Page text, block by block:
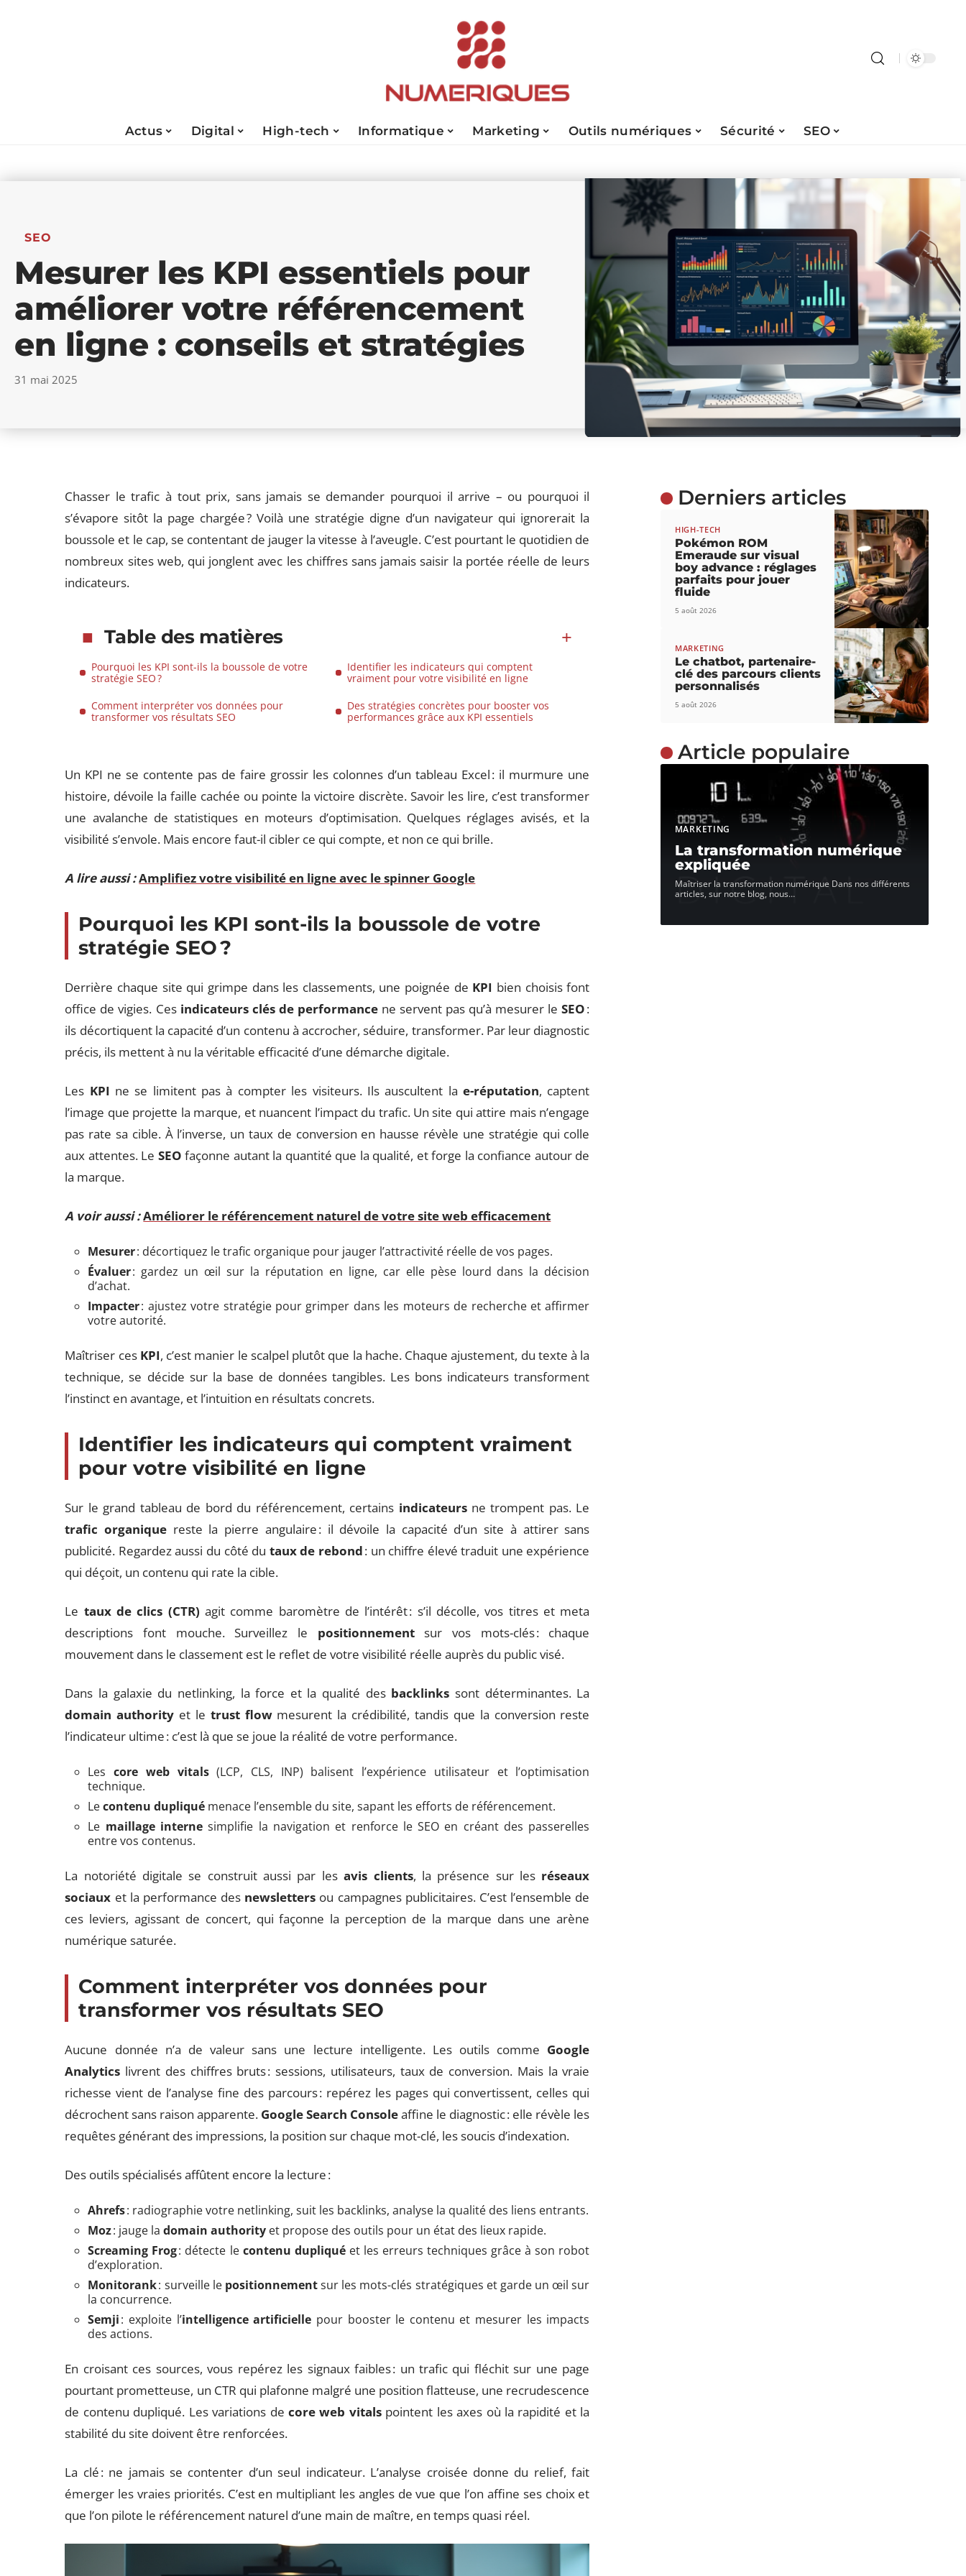
Actus Digital High-tech Informatique Marketing Outils numériques Sécurité SEO
SEO
Mesurer les KPI essentiels pour
améliorer votre référencement
en ligne : conseils et stratégies
31 mai 2025
Chasser le trafic à tout prix, sans jamais se demander pourquoi il arrive – ou pourquoi il
s’évapore sitôt la page chargée ? Voilà une stratégie digne d’un navigateur qui ignorerait la
boussole et le cap, se contentant de jauger la vitesse à l’aveugle. C’est pourtant le quotidien de
nombreux sites web, qui jonglent avec les chiffres sans jamais saisir la portée réelle de leurs
indicateurs.
Table des matières
Pourquoi les KPI sont-ils la boussole de votre
stratégie SEO ?
Identifier les indicateurs qui comptent
vraiment pour votre visibilité en ligne
Comment interpréter vos données pour
transformer vos résultats SEO
Des stratégies concrètes pour booster vos
performances grâce aux KPI essentiels
Un KPI ne se contente pas de faire grossir les colonnes d’un tableau Excel : il murmure une
histoire, dévoile la faille cachée ou pointe la victoire discrète. Savoir les lire, c’est transformer
une avalanche de statistiques en moteurs d’optimisation. Quelques réglages avisés, et la
visibilité s’envole. Mais encore faut-il cibler ce qui compte, et non ce qui brille.
A lire aussi :Amplifiez votre visibilité en ligne avec le spinner Google
Pourquoi les KPI sont-ils la boussole de votre
stratégie SEO ?
Derrière chaque site qui grimpe dans les classements, une poignée de KPI bien choisis font
office de vigies. Ces indicateurs clés de performancene servent pas qu’à mesurer leSEO:
ils décortiquent la capacité d’un contenu à accrocher, séduire, transformer. Par leur diagnostic
précis, ils mettent à nu la véritable efficacité d’une démarche digitale.
Les KPI ne se limitent pas à compter les visiteurs. Ils auscultent la e-réputation, captent
l’image que projette la marque, et nuancent l’impact du trafic. Un site qui attire mais n’engage
pas rate sa cible. À l’inverse, un taux de conversion en hausse révèle une stratégie qui colle
aux attentes. Le SEO façonne autant la quantité que la qualité, et forge la confiance autour de
la marque.
A voir aussi :Améliorer le référencement naturel de votre site web efficacement
Mesurer: décortiquez le trafic organique pour jauger l’attractivité réelle de vos pages.
Évaluer: gardez un œil sur la réputation en ligne, car elle pèse lourd dans la décision
d’achat.
Impacter: ajustez votre stratégie pour grimper dans les moteurs de recherche et affirmer
votre autorité.
Maîtriser ces KPI, c’est manier le scalpel plutôt que la hache. Chaque ajustement, du texte à la
technique, se décide sur la base de données tangibles. Les bons indicateurs transforment
l’instinct en avantage, et l’intuition en résultats concrets.
Identifier les indicateurs qui comptent vraiment
pour votre visibilité en ligne
Sur le grand tableau de bord du référencement, certains indicateursne trompent pas. Le
trafic organique reste la pierre angulaire : il dévoile la capacité d’un site à attirer sans
publicité. Regardez aussi du côté du taux de rebond: un chiffre élevé traduit une expérience
qui déçoit, un contenu qui rate la cible.
Le taux de clics (CTR) agit comme baromètre de l’intérêt : s’il décolle, vos titres et meta
descriptions font mouche. Surveillez le positionnementsur vos mots-clés : chaque
mouvement dans le classement est le reflet de votre visibilité réelle auprès du public visé.
Dans la galaxie du netlinking, la force et la qualité des backlinks sont déterminantes. La
domain authority et le trust flowmesurent la crédibilité, tandis que la conversion reste
l’indicateur ultime : c’est là que se joue la réalité de votre performance.
Lescore web vitals(LCP, CLS, INP) balisent l’expérience utilisateur et l’optimisation
technique.
Lecontenu dupliqué menace l’ensemble du site, sapant les efforts de référencement.
Le maillage internesimplifie la navigation et renforce le SEO en créant des passerelles
entre vos contenus.
La notoriété digitale se construit aussi par lesavis clients, la présence sur les réseaux
sociaux et la performance des newsletters ou campagnes publicitaires. C’est l’ensemble de
ces leviers, agissant de concert, qui façonne la perception de la marque dans une arène
numérique saturée.
Comment interpréter vos données pour
transformer vos résultats SEO
Aucune donnée n’a de valeur sans une lecture intelligente. Les outils comme Google
Analytics livrent des chiffres bruts : sessions, utilisateurs, taux de conversion. Mais la vraie
richesse vient de l’analyse fine des parcours : repérez les pages qui convertissent, celles qui
décrochent sans raison apparente. Google Search Consoleaffine le diagnostic : elle révèle les
requêtes générant des impressions, la position sur chaque mot-clé, les soucis d’indexation.
Des outils spécialisés affûtent encore la lecture :
Ahrefs: radiographie votre netlinking, suit les backlinks, analyse la qualité des liens entrants.
Moz: jauge ladomain authority et propose des outils pour un état des lieux rapide.
Screaming Frog: détecte le contenu dupliquéet les erreurs techniques grâce à son robot
d’exploration.
Monitorank: surveille le positionnementsur les mots-clés stratégiques et garde un œil sur
la concurrence.
Semji: exploite l’intelligence artificielle pour booster le contenu et mesurer les impacts
des actions.
En croisant ces sources, vous repérez les signaux faibles : un trafic qui fléchit sur une page
pourtant prometteuse, un CTR qui plafonne malgré une position flatteuse, une recrudescence
de contenu dupliqué. Les variations de core web vitalspointent les axes où la rapidité et la
stabilité du site doivent être renforcées.
La clé : ne jamais se contenter d’un seul indicateur. L’analyse croisée donne du relief, fait
émerger les vraies priorités. C’est en multipliant les angles de vue que l’on affine ses choix et
que l’on pilote le référencement naturel d’une main de maître, en temps quasi réel.
Derniers articles
HIGH-TECH
Pokémon ROM
Emeraude sur visual
boy advance : réglages
parfaits pour jouer
fluide
5 août 2026
MARKETING
Le chatbot, partenaire-
clé des parcours clients
personnalisés
5 août 2026
Article populaire
MARKETING
La transformation numérique
expliquée
Maîtriser la transformation numérique Dans nos différents
articles, sur notre blog, nous…